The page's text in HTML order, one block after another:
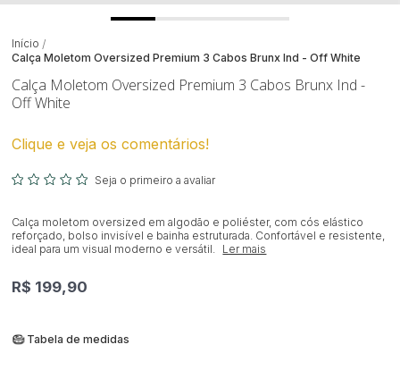
Início
Calça Moletom Oversized Premium 3 Cabos Brunx Ind - Off White
Calça Moletom Oversized Premium 3 Cabos Brunx Ind -
Off White
Clique e veja os comentários!
Seja o primeiro a avaliar
Calça moletom oversized em algodão e poliéster, com cós elástico
reforçado, bolso invisível e bainha estruturada. Confortável e resistente,
ideal para um visual moderno e versátil.
Ler mais
R$ 199,90
Tabela de medidas